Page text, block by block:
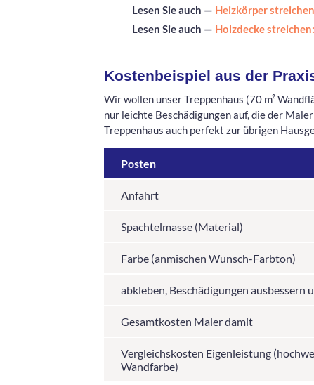
Lesen Sie auch — Heizkörper
Lesen Sie auch — Holzdecke
Kostenbeispiel aus der
Wir wollen unser Treppenhaus (70 m²
nur leichte Beschädigungen auf, die der
Treppenhaus auch perfekt zur übrigen
Posten
Anfahrt
Spachtelmasse (Material)
Farbe (anmischen Wunsch-Farbton)
abkleben, Beschädigungen ausbessern
Gesamtkosten Maler damit
Vergleichskosten Eigenleistung
Wandfarbe)